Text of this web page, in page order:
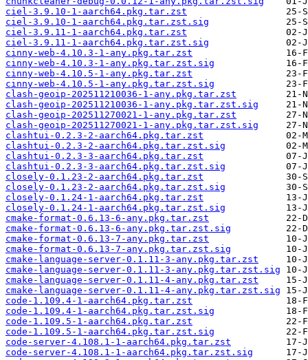
ciel-3.9.10-1-aarch64.pkg.tar.zst
ciel-3.9.10-1-aarch64.pkg.tar.zst.sig
ciel-3.9.11-1-aarch64.pkg.tar.zst
ciel-3.9.11-1-aarch64.pkg.tar.zst.sig
cinny-web-4.10.3-1-any.pkg.tar.zst
cinny-web-4.10.3-1-any.pkg.tar.zst.sig
cinny-web-4.10.5-1-any.pkg.tar.zst
cinny-web-4.10.5-1-any.pkg.tar.zst.sig
clash-geoip-202511210036-1-any.pkg.tar.zst
clash-geoip-202511210036-1-any.pkg.tar.zst.sig
clash-geoip-202511270021-1-any.pkg.tar.zst
clash-geoip-202511270021-1-any.pkg.tar.zst.sig
clashtui-0.2.3-2-aarch64.pkg.tar.zst
clashtui-0.2.3-2-aarch64.pkg.tar.zst.sig
clashtui-0.2.3-3-aarch64.pkg.tar.zst
clashtui-0.2.3-3-aarch64.pkg.tar.zst.sig
closely-0.1.23-2-aarch64.pkg.tar.zst
closely-0.1.23-2-aarch64.pkg.tar.zst.sig
closely-0.1.24-1-aarch64.pkg.tar.zst
closely-0.1.24-1-aarch64.pkg.tar.zst.sig
cmake-format-0.6.13-6-any.pkg.tar.zst
cmake-format-0.6.13-6-any.pkg.tar.zst.sig
cmake-format-0.6.13-7-any.pkg.tar.zst
cmake-format-0.6.13-7-any.pkg.tar.zst.sig
cmake-language-server-0.1.11-3-any.pkg.tar.zst
cmake-language-server-0.1.11-3-any.pkg.tar.zst.sig
cmake-language-server-0.1.11-4-any.pkg.tar.zst
cmake-language-server-0.1.11-4-any.pkg.tar.zst.sig
code-1.109.4-1-aarch64.pkg.tar.zst
code-1.109.4-1-aarch64.pkg.tar.zst.sig
code-1.109.5-1-aarch64.pkg.tar.zst
code-1.109.5-1-aarch64.pkg.tar.zst.sig
code-server-4.108.1-1-aarch64.pkg.tar.zst
code-server-4.108.1-1-aarch64.pkg.tar.zst.sig